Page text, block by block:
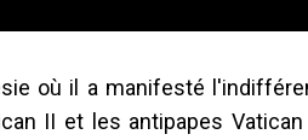
où il a manifesté
II et les antipapes